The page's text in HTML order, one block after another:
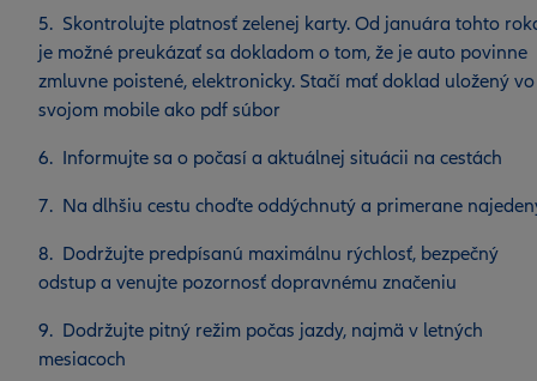
5. Skontrolujte platnosť zelenej karty. Od januára tohto
je možné preukázať sa dokladom o tom, že je auto povinne
zmluvne poistené, elektronicky. Stačí mať doklad uložený vo
svojom mobile ako pdf súbor
6. Informujte sa o počasí a aktuálnej situácii na cestách
7. Na dlhšiu cestu choďte oddýchnutý a primerane
8. Dodržujte predpísanú maximálnu rýchlosť, bezpečný
odstup a venujte pozornosť dopravnému značeniu
9. Dodržujte pitný režim počas jazdy, najmä v letných
mesiacoch